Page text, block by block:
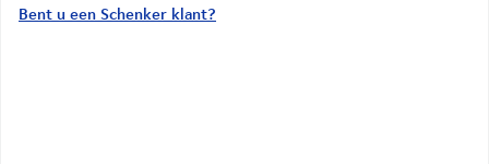
Bent u een Schenker klant?